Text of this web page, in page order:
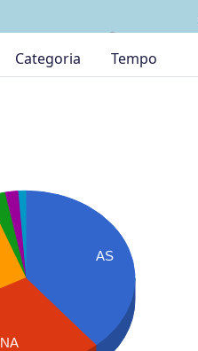
Categoria
Tempo
AS
NA